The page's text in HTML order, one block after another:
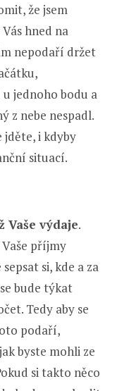
že jsem
hned na
nepodaří držet
jednoho bodu a
z nebe nespadl.
jděte, i kdyby
situací.
Vaše výdaje.
Vaše příjmy
si, kde a za
bude týkat
Tedy aby se
podaří,
byste mohli ze
si takto něco